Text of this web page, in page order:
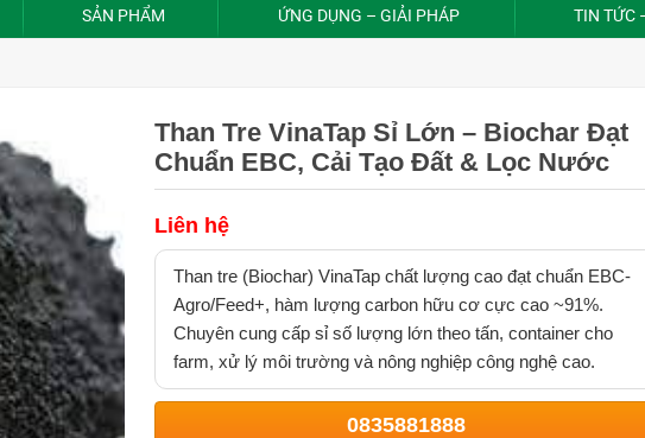
SẢN PHẨM ỨNG DỤNG – GIẢI PHÁP TIN TỨC
Than Tre VinaTap Sỉ Lớn – Biochar Đạt
Chuẩn EBC, Cải Tạo Đất & Lọc Nước
Liên hệ
Than tre (Biochar) VinaTap chất lượng cao đạt chuẩn EBC-
Agro/Feed+, hàm lượng carbon hữu cơ cực cao ~91%.
Chuyên cung cấp sỉ số lượng lớn theo tấn, container cho
farm, xử lý môi trường và nông nghiệp công nghệ cao.
0835881888